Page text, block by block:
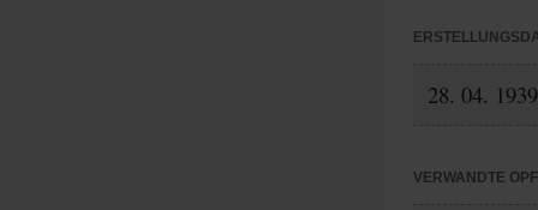
28. 04. 1939
VERWANDTE